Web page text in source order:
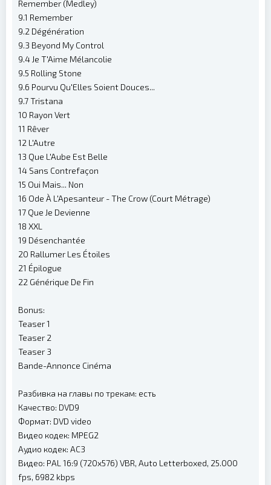
Remember (Medley)
9.1 Remember
9.2 Dégénération
9.3 Beyond My Control
9.4 Je T'Aime Mélancolie
9.5 Rolling Stone
9.6 Pourvu Qu'Elles Soient Douces...
9.7 Tristana
10 Rayon Vert
11 Rêver
12 L'Autre
13 Que L'Aube Est Belle
14 Sans Contrefaçon
15 Oui Mais... Non
16 Ode À L'Apesanteur - The Crow (Court Métrage)
17 Que Je Devienne
18 XXL
19 Désenchantée
20 Rallumer Les Étoiles
21 Épilogue
22 Générique De Fin
Bonus:
Teaser 1
Teaser 2
Teaser 3
Bande-Annonce Cinéma
Разбивка на главы по трекам: есть
Качество: DVD9
Формат: DVD video
Видео кодек: MPEG2
Аудио кодек: AC3
Видео: PAL 16:9 (720x576) VBR, Auto Letterboxed, 25.000
fps, 6982 kbps